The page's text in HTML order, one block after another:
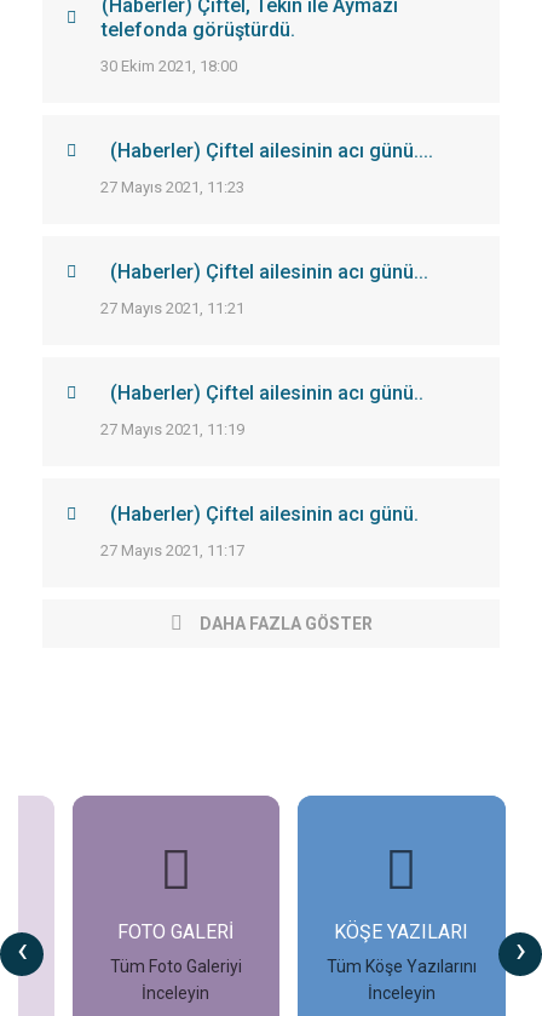
(Haberler) Çiftel, Tekin ile Aymazı
telefonda görüştürdü.
30 Ekim 2021, 18:00
(Haberler) Çiftel ailesinin acı günü....
27 Mayıs 2021, 11:23
(Haberler) Çiftel ailesinin acı günü...
27 Mayıs 2021, 11:21
(Haberler) Çiftel ailesinin acı günü..
27 Mayıs 2021, 11:19
(Haberler) Çiftel ailesinin acı günü.
27 Mayıs 2021, 11:17
DAHA FAZLA GÖSTER
‹ ›
FOTO GALERİ
Tüm Foto Galeriyi
İnceleyin
KÖŞE YAZILARI
Tüm Köşe Yazılarını
İnceleyin